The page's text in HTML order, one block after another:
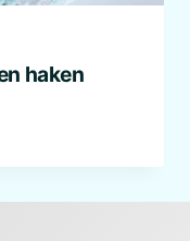
haken